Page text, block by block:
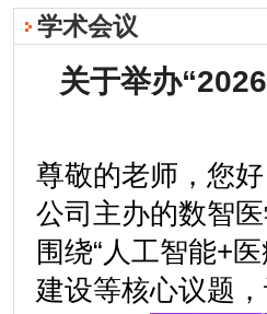
学术会议
关于举办
尊敬的老师，您
公司主办的数智
围绕“人工智能+
建设等核心议题